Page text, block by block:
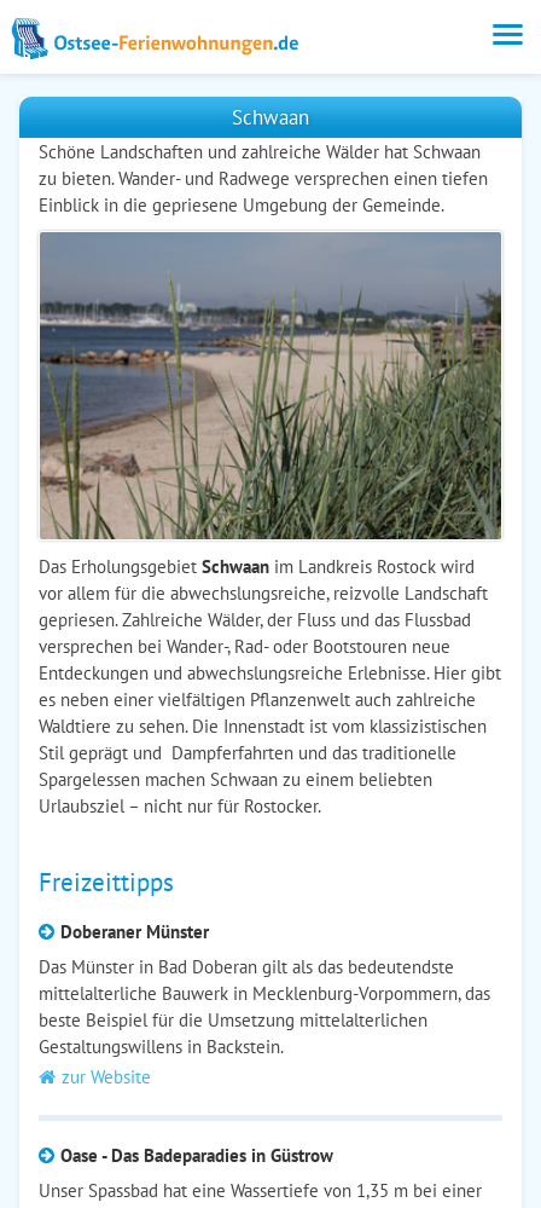
Schwaan
Schöne Landschaften und zahlreiche Wälder hat Schwaan
zu bieten. Wander- und Radwege versprechen einen tiefen
Einblick in die gepriesene Umgebung der Gemeinde.
Das Erholungsgebiet Schwaan im Landkreis Rostock wird
vor allem für die abwechslungsreiche, reizvolle Landschaft
gepriesen. Zahlreiche Wälder, der Fluss und das Flussbad
versprechen bei Wander-, Rad- oder Bootstouren neue
Entdeckungen und abwechslungsreiche Erlebnisse. Hier gibt
es neben einer vielfältigen Pflanzenwelt auch zahlreiche
Waldtiere zu sehen. Die Innenstadt ist vom klassizistischen
Stil geprägt und Dampferfahrten und das traditionelle
Spargelessen machen Schwaan zu einem beliebten
Urlaubsziel – nicht nur für Rostocker.
Freizeittipps
Doberaner Münster
Das Münster in Bad Doberan gilt als das bedeutendste
mittelalterliche Bauwerk in Mecklenburg-Vorpommern, das
beste Beispiel für die Umsetzung mittelalterlichen
Gestaltungswillens in Backstein.
zur Website
Oase - Das Badeparadies in Güstrow
Unser Spassbad hat eine Wassertiefe von 1,35 m bei einer